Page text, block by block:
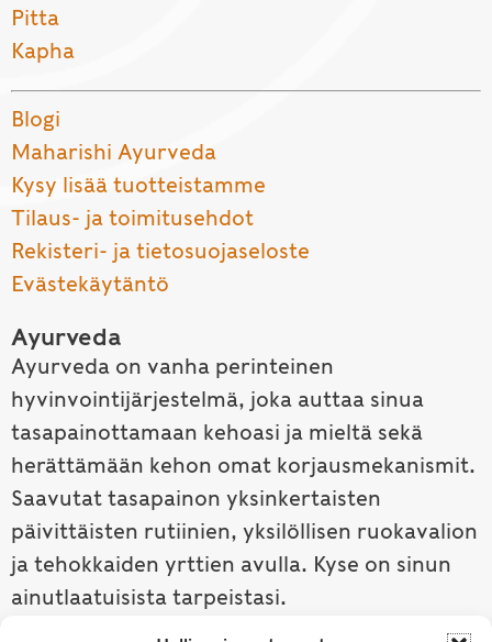
Pitta
Kapha
Blogi
Maharishi Ayurveda
Kysy lisää tuotteistamme
Tilaus- ja toimitusehdot
Rekisteri- ja tietosuojaseloste
Evästekäytäntö
Ayurveda
Ayurveda on vanha perinteinen
hyvinvointijärjestelmä, joka auttaa sinua
tasapainottamaan kehoasi ja mieltä sekä
herättämään kehon omat korjausmekanismit.
Saavutat tasapainon yksinkertaisten
päivittäisten rutiinien, yksilöllisen ruokavalion
ja tehokkaiden yrttien avulla. Kyse on sinun
ainutlaatuisista tarpeistasi.